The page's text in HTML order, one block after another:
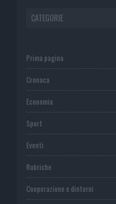
CATEGORIE
Prima pagina
Cronaca
Economia
Sport
Eventi
Rubriche
Cooperazione e dintorni